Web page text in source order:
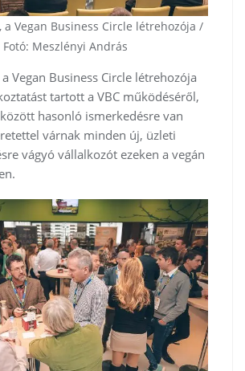
a Vegan Business Circle létrehozója /
Fotó: Meszlényi András
Vegan Business Circle létrehozója
tartott a VBC működéséről,
hasonló ismerkedésre van
várnak minden új, üzleti
vágyó vállalkozót ezeken a vegán